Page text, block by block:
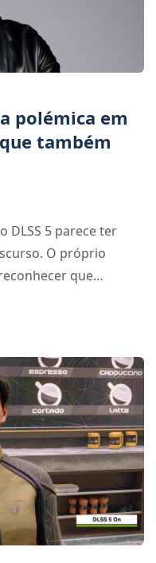
polémica em
também
DLSS 5 parece ter
O próprio
que
afirmou que tamb